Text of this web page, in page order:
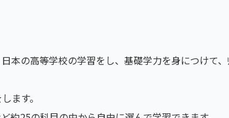
本の高等学校の学習をし、基礎学力を身につけて
ます。